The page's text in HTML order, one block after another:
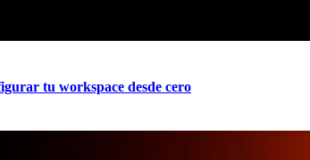
tu workspace desde cero